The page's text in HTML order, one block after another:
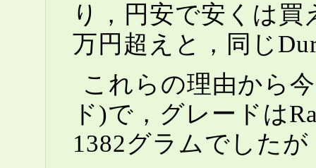
り，円安で安くは買
万円超えと，同じ
これらの理由から
ド)で，グレードは
1382グラムでした